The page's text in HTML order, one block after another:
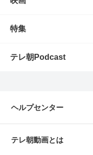
特集
テレ朝Podcast
ヘルプセンター
テレ朝動画とは